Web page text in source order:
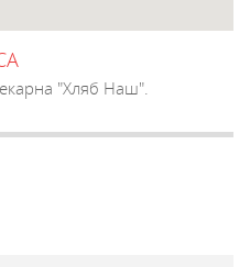
"Хляб Наш".